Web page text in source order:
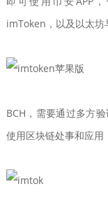
imToken，以及以太坊
BCH，需要通过多方
使用区块链处事和应用